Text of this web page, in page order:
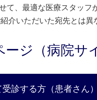
て、最適な医療スタッフ
介いただいた宛先とは
ージ（病院サ
診する方（患者さん